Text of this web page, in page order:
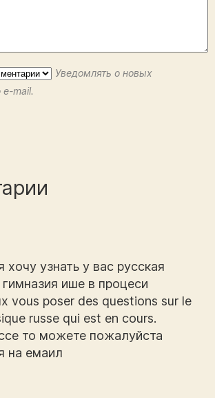
Уведомлять о новых
mail.
хочу узнать у вас русская
гимназия ише в процеси
vous poser des questions sur le
russe qui est en cours.
то можете пожалуйста
на емаил